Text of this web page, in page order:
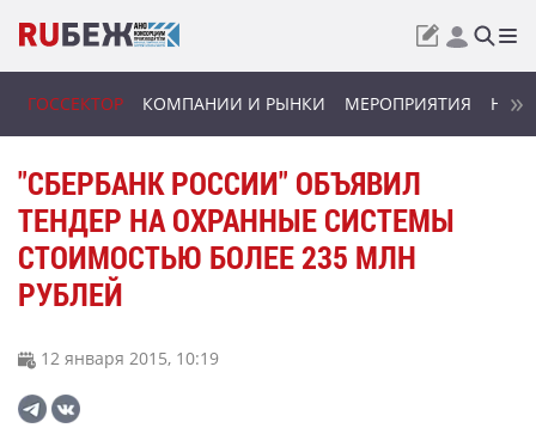
ГОССЕКТОР КОМПАНИИ И РЫНКИ МЕРОПРИЯТИЯ
"СБЕРБАНК РОССИИ" ОБЪЯВИЛ
ТЕНДЕР НА ОХРАННЫЕ СИСТЕМЫ
СТОИМОСТЬЮ БОЛЕЕ 235 МЛН
РУБЛЕЙ
12 января 2015, 10:19